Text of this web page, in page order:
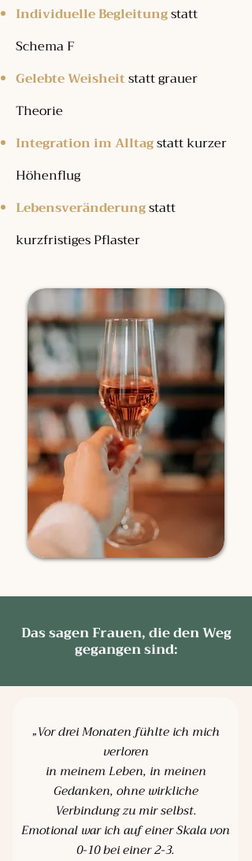
Individuelle Begleitungstatt
Schema F
Gelebte Weisheitstatt grauer
Theorie
Integration im Alltagstatt kurzer
Höhenflug
Lebensveränderungstatt
kurzfristiges Pflaster
Das sagen Frauen, die den Weg
gegangen sind:
„Vor drei Monaten fühlte ich mich
verloren
in meinem Leben, in meinen
Gedanken, ohne wirkliche
Verbindung zu mir selbst.
Emotional war ich auf einer Skala von
0-10 bei einer 2-3.